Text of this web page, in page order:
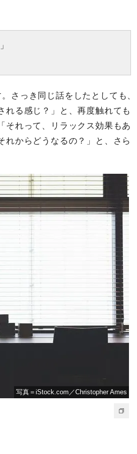
さっき同じ話をしたとしても、
れる感じ？」と、再度触れても
それって、リラックス効果もあ
れからどうなるの？」と、さら
写真＝iStock.com／Christopher Ames